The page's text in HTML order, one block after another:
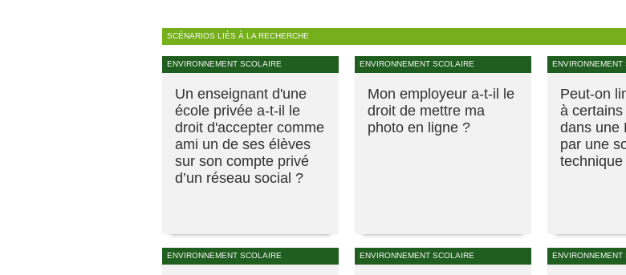
SCÉNARIOS LIÉS À LA RECHERCHE
ENVIRONNEMENT SCOLAIRE
Un enseignant d'une
école privée a-t-il le
droit d'accepter comme
ami un de ses élèves
sur son compte privé
d’un réseau social ?
ENVIRONNEMENT SCOLAIRE
Mon employeur a-t-il le
droit de mettre ma
photo en ligne ?
ENVIRONNEMENT
Peut-on
à
dans une
par une
technique
ENVIRONNEMENT SCOLAIRE ENVIRONNEMENT SCOLAIRE ENVIRONNEMENT